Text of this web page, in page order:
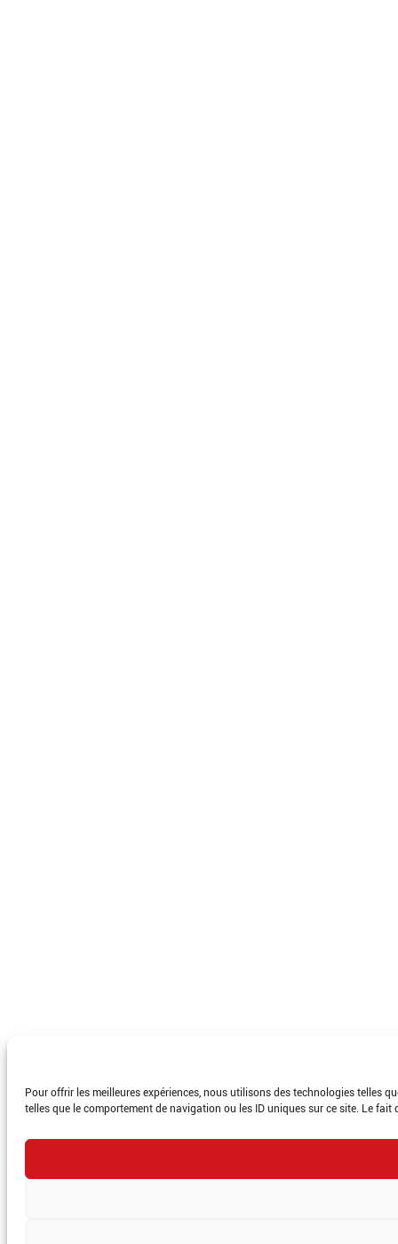
Pour offrir les meilleures expériences, nous utilisons des technologies telles
telles que le comportement de navigation ou les ID uniques sur ce site. Le